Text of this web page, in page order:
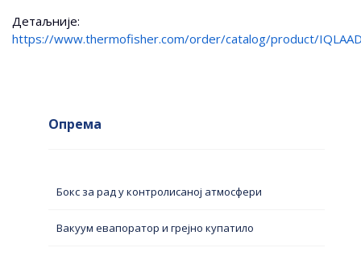
Детаљније:
https://www.thermofisher.com/order/catalog/product/
Опрема
Бокс за рад у контролисаној атмосфери
Вакуум евапоратор и грејно купатило